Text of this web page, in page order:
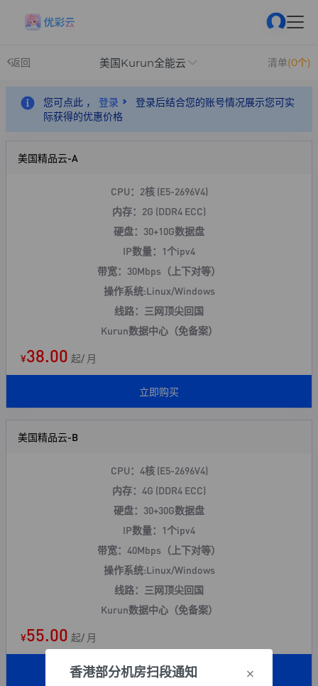
返回 美国Kurun全能云 清单(0个)
您可点此 ， 登录
登录后结合您的账号情况展示您可实
际获得的优惠价格
美国精品云-A
CPU：2核 (E5-2696V4)
内存：2G (DDR4 ECC)
硬盘：30+10G数据盘
IP数量：1个ipv4
带宽：30Mbps（上下对等）
操作系统:Linux/Windows
线路：三网顶尖回国
Kurun数据中心（免备案）
¥38.00 起/ 月
立即购买
美国精品云-B
CPU：4核 (E5-2696V4)
内存：4G (DDR4 ECC)
硬盘：30+30G数据盘
IP数量：1个ipv4
带宽：40Mbps（上下对等）
操作系统:Linux/Windows
线路：三网顶尖回国
Kurun数据中心（免备案）
¥55.00 起/ 月
立即购买
香港部分机房扫段通知 ×